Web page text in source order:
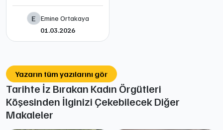
E
Emine Ortakaya
01.03.2026
Yazarın tüm yazılarını gör
Tarihte İz Bırakan Kadın Örgütleri
Köşesinden İlginizi Çekebilecek Diğer
Makaleler